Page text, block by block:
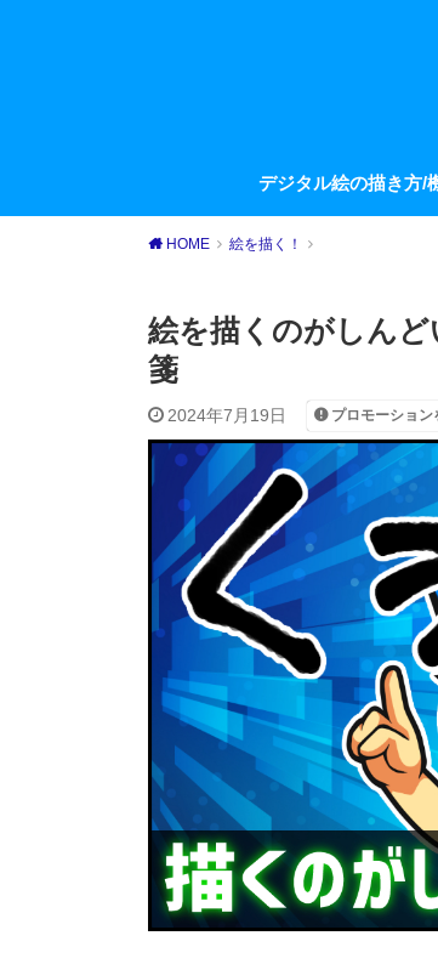
デジタル絵の描き方/
HOME 絵を描く！
絵を描くのがしん
箋
2024年7月19日 プロモーション